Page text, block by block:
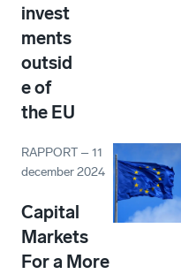
invest
ments
outsid
e of
the EU
RAPPORT –11
december 2024
Capital
Markets
For a More